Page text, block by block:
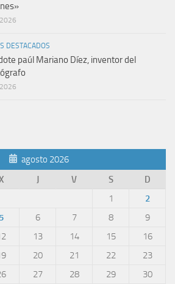
2026
DESTACADOS
paúl Mariano Díez, inventor del
2026
agosto 2026
J V S
D
1
2
5 6 7 8
9
13 14 15
16
20 21 22
23
27 28 29
30